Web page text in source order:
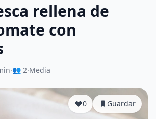
rellena de
con
·👥 2·Media
0 Guardar